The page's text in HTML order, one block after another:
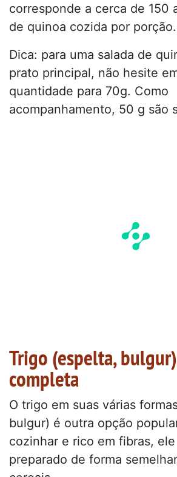
corresponde a cerca de 150
de quinoa cozida por porção.
Dica: para uma salada de
prato principal, não hesite
quantidade para 70g. Como
acompanhamento, 50 g são
Trigo (espelta,
completa
O trigo em suas várias
bulgur) é outra opção
cozinhar e rico em fibras,
preparado de forma